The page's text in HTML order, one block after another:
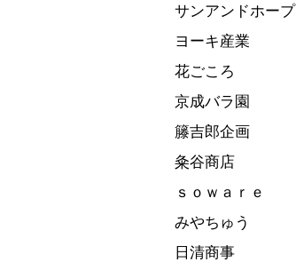
サンアンドホープ
ヨーキ産業
花ごころ
京成バラ園
籐吉郎企画
粂谷商店
ｓｏｗａｒｅ
みやちゅう
日清商事